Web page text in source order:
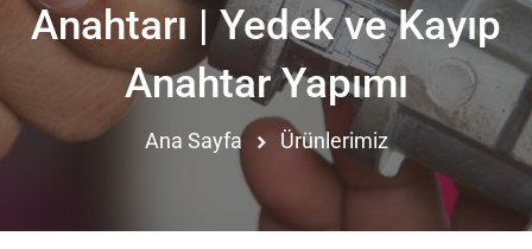
Anahtarı | Yedek ve Kayıp
Anahtar Yapımı
Ana Sayfa Ürünlerimiz